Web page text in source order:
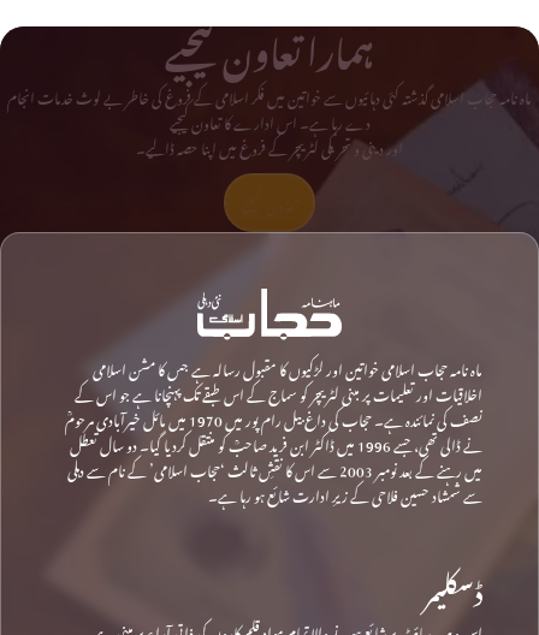
ہمارا تعاون کیجیے
ماہ نامہ حجاب اسلامی گذشتہ کئی دہائیوں سے خواتین میں فکر اسلامی کے فروغ کی خاطر بے لوث خدمات انجام
دے رہا ہے۔ اس ادارے کا تعاون کیجیے
اور دینی و تحریکی لٹریچر کے فروغ میں اپنا حصہ ڈالیے۔
ماہ نامہ حجاب اسلامی خواتین اور لڑکیوں کا مقبول رسالہ ہے جس کا مشن اسلامی
اخلاقیات اور تعلیمات پر مبنی لٹریچر کو سماج کے اس طبقے تک پہنچانا ہے جو اس کے
نصف کی نمائندہ ہے۔ حجاب کی داغ بیل رام پور میں 1970 میں مائل خیرآبادی مرحومؒ
نے ڈالی تھی، جسے 1996 میں ڈاکٹر ابن فرید صاحبؒ کو منتقل کردیا گیا۔ دو سال تعطل
میں رہنے کے بعد نومبر 2003 سے اس کا نقشِ ثالث ‘حجاب اسلامی’ کے نام سے دہلی
سے شمشاد حسین فلاحی کے زیرِ ادارت شائع ہو رہا ہے۔
ڈسکلیمر